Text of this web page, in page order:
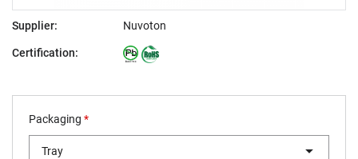
Supplier: Nuvoton
Certification:
Packaging *
Tray